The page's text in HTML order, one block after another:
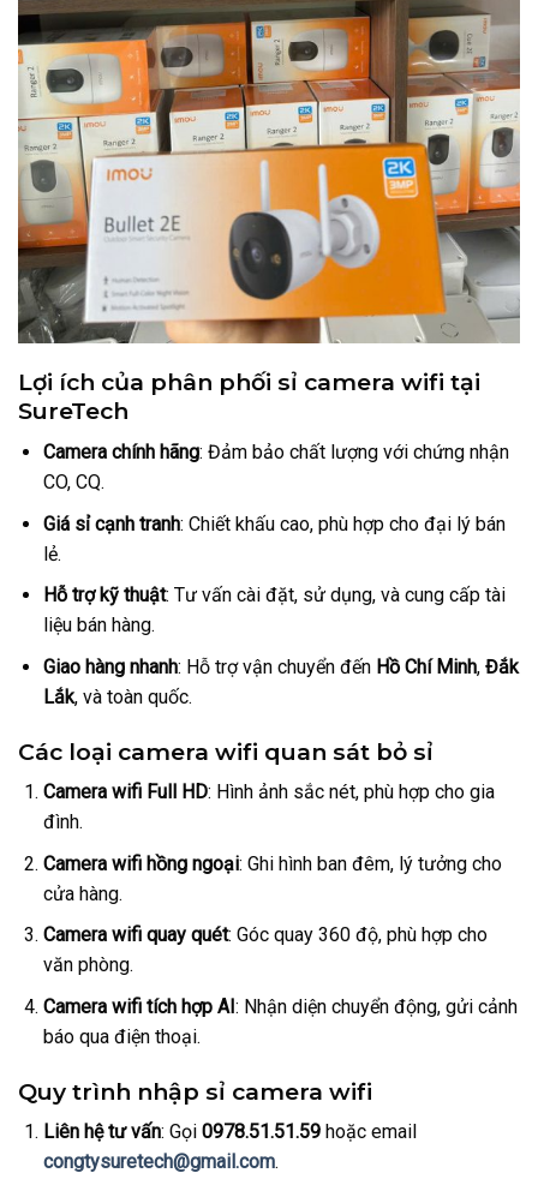
Lợi ích của phân phối sỉ camera wifi tại
SureTech
Camera chính hãng: Đảm bảo chất lượng với chứng nhận
CO, CQ.
Giá sỉ cạnh tranh: Chiết khấu cao, phù hợp cho đại lý bán
lẻ.
Hỗ trợ kỹ thuật: Tư vấn cài đặt, sử dụng, và cung cấp tài
liệu bán hàng.
Giao hàng nhanh: Hỗ trợ vận chuyển đến Hồ Chí Minh, Đắk
Lắk, và toàn quốc.
Các loại camera wifi quan sát bỏ sỉ
Camera wifi Full HD: Hình ảnh sắc nét, phù hợp cho gia
đình.
Camera wifi hồng ngoại: Ghi hình ban đêm, lý tưởng cho
cửa hàng.
Camera wifi quay quét: Góc quay 360 độ, phù hợp cho
văn phòng.
Camera wifi tích hợp AI: Nhận diện chuyển động, gửi cảnh
báo qua điện thoại.
Quy trình nhập sỉ camera wifi
Liên hệ tư vấn: Gọi 0978.51.51.59hoặc email
congtysuretech@gmail.com.